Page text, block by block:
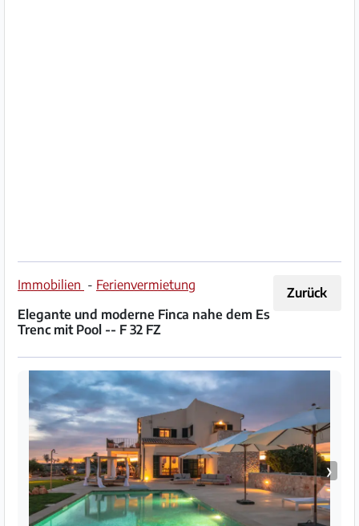
Hilfe
FAQ
Zurück
Immobilien - Ferienvermietung
Elegante und moderne Finca nahe dem Es
Trenc mit Pool -- F 32 FZ
❯